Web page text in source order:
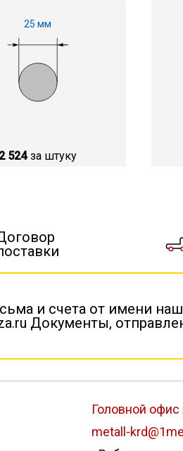
25 мм
2 524 за штуку
и счета от имени
Документы,
Головной
metall-